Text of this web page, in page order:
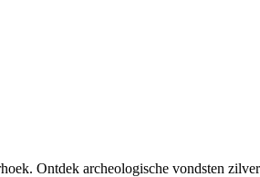
Ontdek archeologische vondsten